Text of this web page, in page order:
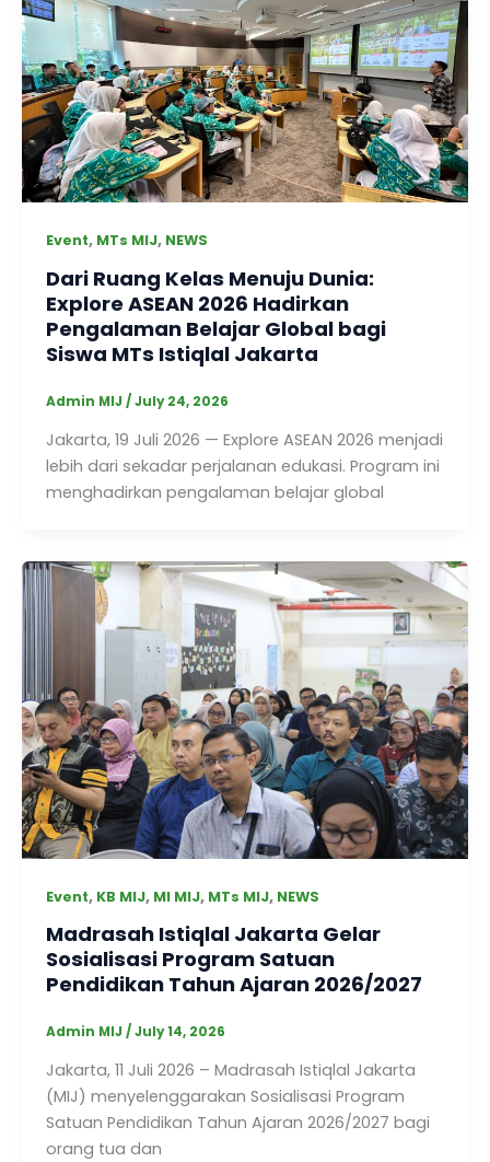
Event, MTs MIJ, NEWS
Dari Ruang Kelas Menuju Dunia:
Explore ASEAN 2026 Hadirkan
Pengalaman Belajar Global bagi
Siswa MTs Istiqlal Jakarta
Admin MIJ /July 24, 2026
Jakarta, 19 Juli 2026 — Explore ASEAN 2026 menjadi
lebih dari sekadar perjalanan edukasi. Program ini
menghadirkan pengalaman belajar global
Event, KB MIJ, MI MIJ, MTs MIJ, NEWS
Madrasah Istiqlal Jakarta Gelar
Sosialisasi Program Satuan
Pendidikan Tahun Ajaran 2026/2027
Admin MIJ /July 14, 2026
Jakarta, 11 Juli 2026 – Madrasah Istiqlal Jakarta
(MIJ) menyelenggarakan Sosialisasi Program
Satuan Pendidikan Tahun Ajaran 2026/2027 bagi
orang tua dan